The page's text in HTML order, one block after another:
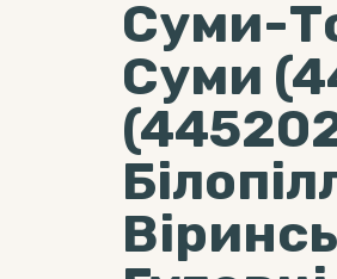
Суми-
Суми